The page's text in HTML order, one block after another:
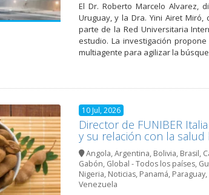
El Dr. Roberto Marcelo Alvarez,
Uruguay, y la Dra. Yini Airet Miró,
parte de la Red Universitaria
estudio. La investigación
multiagente para agilizar la
10 Jul, 2026
Director de FUNIBER
y su relación con la salud
Angola,Argentina, Bolivia, Brasil,
Gabón, Global - Todos los países,
Nigeria, Noticias, Panamá, Paraguay,
Venezuela